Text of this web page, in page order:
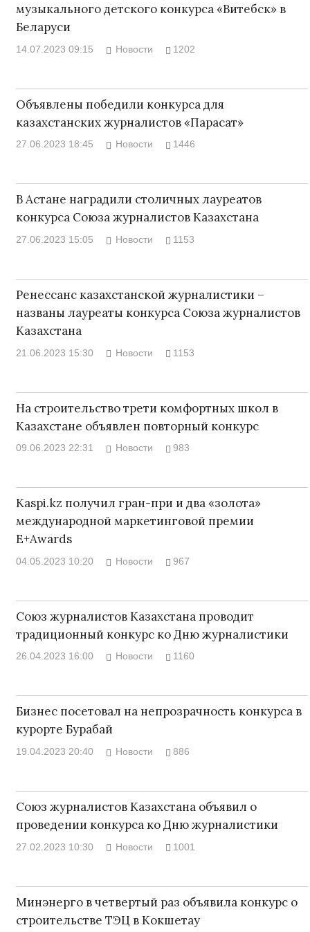
музыкального детского конкурса «Витебск» в
Беларуси
14.07.2023 09:15 Новости 1202
Объявлены победили конкурса для
казахстанских журналистов «Парасат»
27.06.2023 18:45 Новости 1446
В Астане наградили столичных лауреатов
конкурса Союза журналистов Казахстана
27.06.2023 15:05 Новости 1153
Ренессанс казахстанской журналистики –
названы лауреаты конкурса Союза журналистов
Казахстана
21.06.2023 15:30 Новости 1153
На строительство трети комфортных школ в
Казахстане объявлен повторный конкурс
09.06.2023 22:31 Новости 983
Kaspi.kz получил гран-при и два «золота»
международной маркетинговой премии
E+Awards
04.05.2023 10:20 Новости 967
Союз журналистов Казахстана проводит
традиционный конкурс ко Дню журналистики
26.04.2023 16:00 Новости 1160
Бизнес посетовал на непрозрачность конкурса в
курорте Бурабай
19.04.2023 20:40 Новости 886
Союз журналистов Казахстана объявил о
проведении конкурса ко Дню журналистики
27.02.2023 10:30 Новости 1001
Минэнерго в четвертый раз объявила конкурс о
строительстве ТЭЦ в Кокшетау